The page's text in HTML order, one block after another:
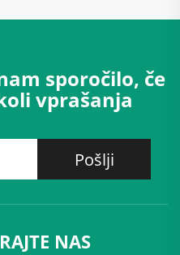
sporočilo, če
vprašanja
Pošlji
NAS